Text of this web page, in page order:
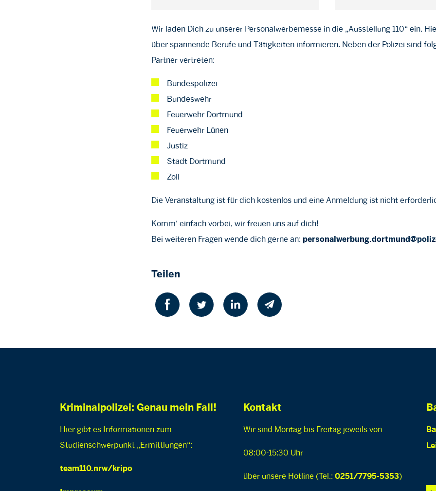
Wir laden Dich zu unserer Personalwerbemesse in die „Ausstellung 110“ ein.
über spannende Berufe und Tätigkeiten informieren. Neben der Polizei sind
Partner vertreten:
Bundespolizei
Bundeswehr
Feuerwehr Dortmund
Feuerwehr Lünen
Justiz
Stadt Dortmund
Zoll
Die Veranstaltung ist für dich kostenlos und eine Anmeldung ist nicht
Komm‘ einfach vorbei, wir freuen uns auf dich!
Bei weiteren Fragen wende dich gerne an:
Teilen
Kriminalpolizei: Genau mein Fall!
Hier gibt es Informationen zum
Studienschwerpunkt „Ermittlungen“:
team110.nrw/kripo
Kontakt
Wir sind Montag bis Freitag jeweils von
08:00-15:30 Uhr
über unsere Hotline (Tel.: 0251/7795-5353)